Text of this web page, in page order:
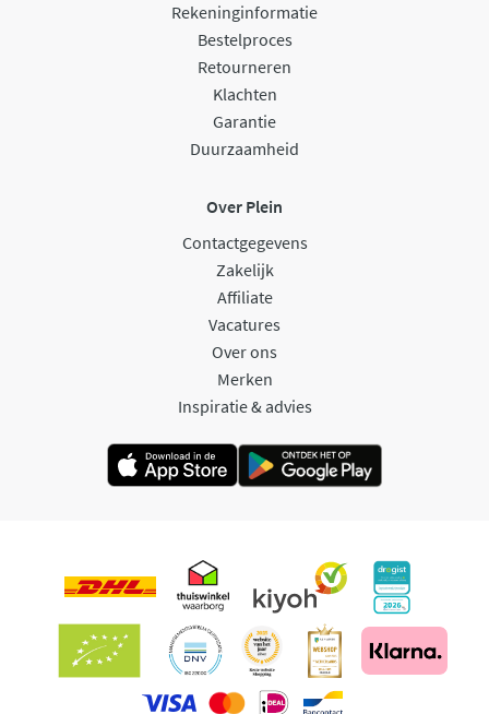
Rekeninginformatie
Bestelproces
Retourneren
Klachten
Garantie
Duurzaamheid
Over Plein
Contactgegevens
Zakelijk
Affiliate
Vacatures
Over ons
Merken
Inspiratie & advies